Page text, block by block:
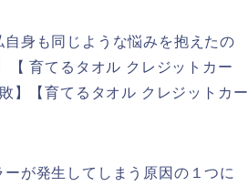
身も同じような悩みを抱えたの
【 育てるタオル クレジットカー
【育てるタオル クレジットカー
が発生してしまう原因の１つに